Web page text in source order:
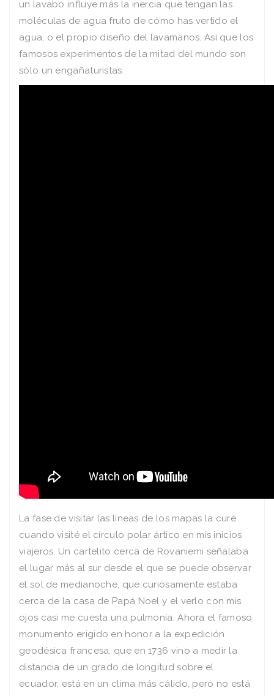
un lavabo influye más la inercia que tengan las
moléculas de agua fruto de cómo has vertido el
agua, o el propio diseño del lavamanos. Así que los
famosos experimentos de la mitad del mundo son
sólo un engañaturistas.
La fase de visitar las líneas de los mapas la curé
cuando visité el círculo polar ártico en mis inicios
viajeros. Un cartelito cerca de Rovaniemi señalaba
el lugar más al sur desde el que se puede observar
el sol de medianoche, que curiosamente estaba
cerca de la casa de Papá Noel y el verlo con mis
ojos casi me cuesta una pulmonía. Ahora el famoso
monumento erigido en honor a la expedición
geodésica francesa, que en 1736 vino a medir la
distancia de un grado de longitud sobre el
ecuador, está en un clima más cálido, pero no está